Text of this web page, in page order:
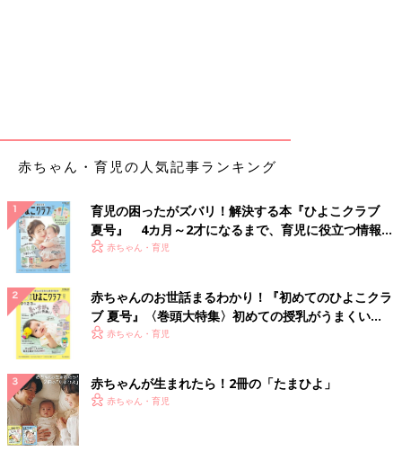
赤ちゃん・育児の人気記事ランキング
育児の困ったがズバリ！解決する本『ひよこクラブ
夏号』 4カ月～2才になるまで、育児に役立つ情報が
いっぱい！
赤ちゃん・育児
赤ちゃんのお世話まるわかり！『初めてのひよこクラ
ブ 夏号』〈巻頭大特集〉初めての授乳がうまくい
く！ おっぱい・ミルクの基本と夏のトラブル 解決テ
赤ちゃん・育児
赤ちゃんが生まれたら！2冊の「たまひよ」
赤ちゃん・育児